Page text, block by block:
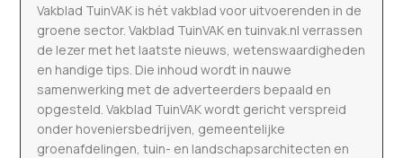
Vakblad TuinVAK is hét vakblad voor uitvoerenden in de
groene sector. Vakblad TuinVAK en tuinvak.nl verrassen
de lezer met het laatste nieuws, wetenswaardigheden
en handige tips. Die inhoud wordt in nauwe
samenwerking met de adverteerders bepaald en
opgesteld. Vakblad TuinVAK wordt gericht verspreid
onder hoveniersbedrijven, gemeentelijke
groenafdelingen, tuin- en landschapsarchitecten en